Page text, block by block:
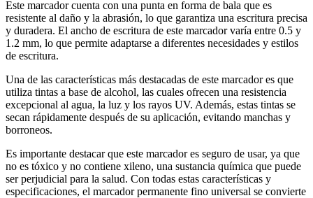
Este marcador cuenta con una punta en forma de bala que es
resistente al daño y la abrasión, lo que garantiza una escritura precisa
y duradera. El ancho de escritura de este marcador varía entre 0.5 y
1.2 mm, lo que permite adaptarse a diferentes necesidades y estilos
de escritura.
Una de las características más destacadas de este marcador es que
utiliza tintas a base de alcohol, las cuales ofrecen una resistencia
excepcional al agua, la luz y los rayos UV. Además, estas tintas se
secan rápidamente después de su aplicación, evitando manchas y
borroneos.
Es importante destacar que este marcador es seguro de usar, ya que
no es tóxico y no contiene xileno, una sustancia química que puede
ser perjudicial para la salud. Con todas estas características y
especificaciones, el marcador permanente fino universal se convierte